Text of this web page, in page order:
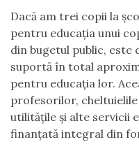
Dacă am trei copii la
pentru educația unui
din bugetul public, este
suportă în total
pentru educația lor.
profesorilor,
utilitățile și alte servicii
finanțată integral din